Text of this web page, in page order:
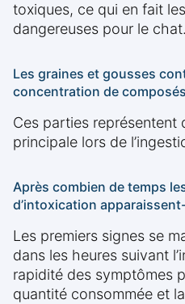
toxiques, ce qui en fait
dangereuses pour le chat.
Les graines et gousses
concentration de
Ces parties représentent
principale lors de
Après combien de temps
d’intoxication
Les premiers signes se
dans les heures suivant
rapidité des symptômes
quantité consommée et